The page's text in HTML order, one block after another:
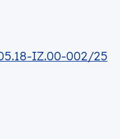
IZ.00-002/25